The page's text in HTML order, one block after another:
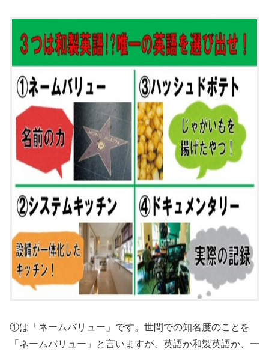
①は「ネームバリュー」です。世間での知名度のことを
「ネームバリュー」と言いますが、英語か和製英語か、一